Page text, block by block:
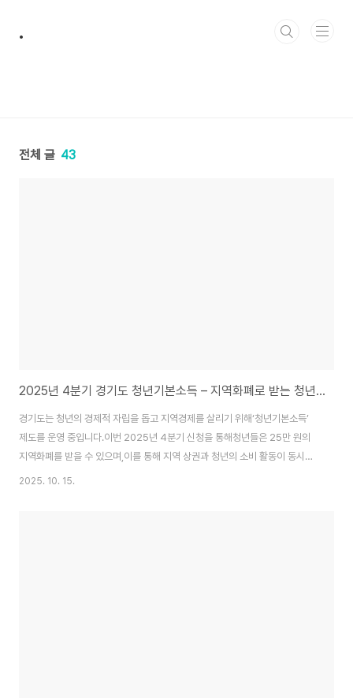
.
전체 글 43
2025년 4분기 경기도 청년기본소득 – 지역화폐로 받는 청년지원금
경기도는 청년의 경제적 자립을 돕고 지역경제를 살리기 위해‘청년기본소득’
제도를 운영 중입니다.이번 2025년 4분기 신청을 통해청년들은 25만 원의
지역화폐를 받을 수 있으며,이를 통해 지역 상권과 청년의 소비 활동이 동시에
활기를 찾습니다. 💳 청년기본소득 지역화폐 신청 바로가기">💳 청년기본소
2025. 10. 15.